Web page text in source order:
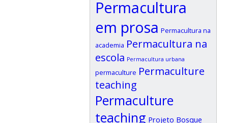
Permacultura
em prosa Permacultura na
academia Permacultura na
escola Permacultura urbana
permaculture Permaculture
teaching
Permaculture
teaching Projeto Bosque